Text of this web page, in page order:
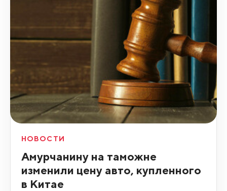
НОВОСТИ
Амурчанину на таможне
изменили цену авто, купленного
в Китае